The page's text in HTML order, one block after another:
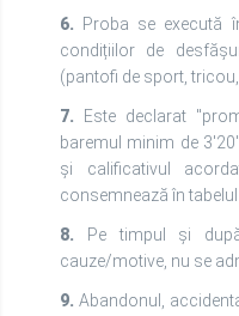
6. Proba se execută
condițiilor de
(pantofi de sport,
7. Este declarat
baremul minim de
și calificativul
consemnează în
8. Pe timpul și
cauze/motive, nu se
9. Abandonul,